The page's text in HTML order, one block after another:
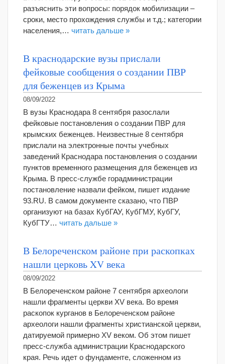
разъяснить эти вопросы: порядок мобилизации –
сроки, место прохождения службы и т.д.; категории
населения,… читать дальше »
В краснодарские вузы прислали
фейковые сообщения о создании ПВР
для беженцев из Крыма
08/09/2022
В вузы Краснодара 8 сентября разослали
фейковые постановления о создании ПВР для
крымских беженцев. Неизвестные 8 сентября
прислали на электронные почты учебных
заведений Краснодара постановления о создании
пунктов временного размещения для беженцев из
Крыма. В пресс-службе горадминистрации
постановление назвали фейком, пишет издание
93.RU. В самом документе сказано, что ПВР
организуют на базах КубГАУ, КубГМУ, КубГУ,
КубГТУ… читать дальше »
В Белореченском районе при раскопках
нашли церковь XV века
08/09/2022
В Белореченском районе 7 сентября археологи
нашли фрагменты церкви XV века. Во время
раскопок курганов в Белореченском районе
археологи нашли фрагменты христианской церкви,
датируемой примерно XV веком. Об этом пишет
пресс-служба администрации Краснодарского
края. Речь идет о фундаменте, сложенном из